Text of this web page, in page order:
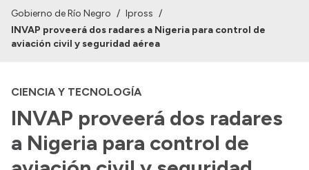
Institucional
Autoridades
Delegaciones
Consultorios Propios
Presentación CV
Gobierno de Río Negro / Ipross /
INVAP proveerá dos radares a Nigeria para control de
aviación civil y seguridad aérea
CIENCIA Y TECNOLOGÍA
INVAP proveerá dos radares
a Nigeria para control de